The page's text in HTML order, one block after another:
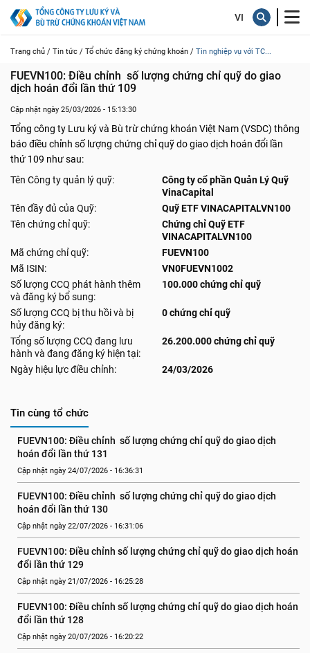
Trang chủ / Tin tức / Tổ chức đăng ký chứng khoán / Tin nghiệp vụ với TC...
FUEVN100: Điều chỉnh  số lượng chứng chỉ quỹ do giao
dịch hoán đổi lần thứ 109
Cập nhật ngày 25/03/2026 - 15:13:30
Tổng công ty Lưu ký và Bù trừ chứng khoán Việt Nam (VSDC) thông
báo điều chỉnh số lượng chứng chỉ quỹ do giao dịch hoán đổi lần
thứ 109 như sau:
Tên Công ty quản lý quỹ:
Công ty cổ phần Quản Lý Quỹ
VinaCapital
Tên đầy đủ của Quỹ:
Quỹ ETF VINACAPITALVN100
Tên chứng chỉ quỹ:
Chứng chỉ Quỹ ETF
VINACAPITALVN100
Mã chứng chỉ quỹ:
FUEVN100
Mã ISIN:
VN0FUEVN1002
Số lượng CCQ phát hành thêm
và đăng ký bổ sung:
100.000 chứng chỉ quỹ
Số lượng CCQ bị thu hồi và bị
hủy đăng ký:
0 chứng chỉ quỹ
Tổng số lượng CCQ đang lưu
hành và đang đăng ký hiện tại:
26.200.000 chứng chỉ quỹ
Ngày hiệu lực điều chỉnh: 24/03/2026
Tin cùng tổ chức
FUEVN100: Điều chỉnh  số lượng chứng chỉ quỹ do giao dịch
hoán đổi lần thứ 131
Cập nhật ngày 24/07/2026 - 16:36:31
FUEVN100: Điều chỉnh  số lượng chứng chỉ quỹ do giao dịch
hoán đổi lần thứ 130
Cập nhật ngày 22/07/2026 - 16:31:06
FUEVN100: Điều chỉnh số lượng chứng chỉ quỹ do giao dịch hoán
đổi lần thứ 129
Cập nhật ngày 21/07/2026 - 16:25:28
FUEVN100: Điều chỉnh số lượng chứng chỉ quỹ do giao dịch hoán
đổi lần thứ 128
Cập nhật ngày 20/07/2026 - 16:20:22